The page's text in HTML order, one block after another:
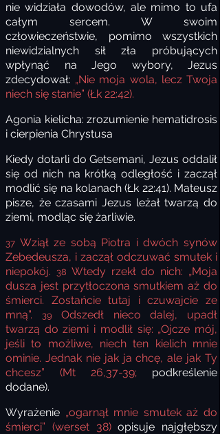
nie widziała dowodów, ale mimo to ufa
całym sercem. W swoim
człowieczeństwie, pomimo wszystkich
niewidzialnych sił zła próbujących
wpłynąć na Jego wybory, Jezus
zdecydował: „Nie moja wola, lecz Twoja
niech się stanie” (Łk 22:42).
Agonia kielicha: zrozumienie hematidrosis
i cierpienia Chrystusa
Kiedy dotarli do Getsemani, Jezus oddalił
się od nich na krótką odległość i zaczął
modlić się na kolanach (Łk 22:41). Mateusz
pisze, że czasami Jezus leżał twarzą do
ziemi, modląc się żarliwie.
37 Wziął ze sobą Piotra i dwóch synów
Zebedeusza, i zaczął odczuwać smutek i
niepokój.
38 Wtedy rzekł do nich: „Moja
dusza jest przytłoczona smutkiem aż do
śmierci. Zostańcie tutaj i czuwajcie ze
mną”.
39
Odszedł nieco dalej, upadł
twarzą do ziemi i modlił się: „Ojcze mój,
jeśli to możliwe, niech ten kielich mnie
ominie. Jednak nie jak ja chcę, ale jak Ty
chcesz” (Mt 26,37-39; podkreślenie
dodane).
Wyrażenie „ogarnął mnie smutek aż do
śmierci” (werset 38)opisuje najgłębszy